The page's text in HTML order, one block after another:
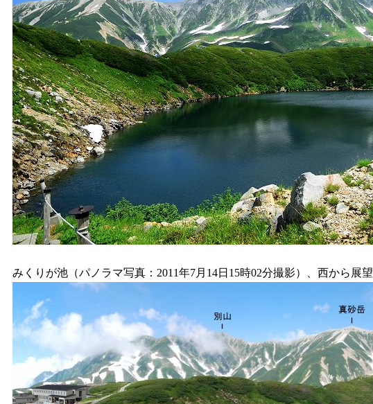
みくりが池（パノラマ写真：2011年7月14日15時02分撮影）、西から展望